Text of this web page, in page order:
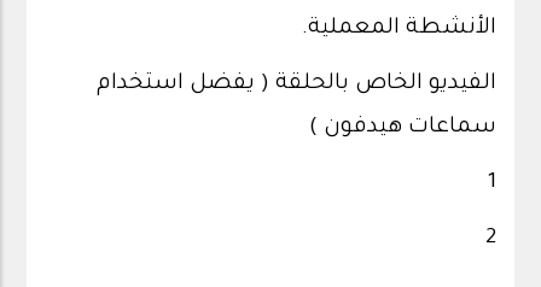
الأنشطة المعملية.
الفيديو الخاص بالحلقة ( يفضل استخدام
سماعات هيدفون )
1
2